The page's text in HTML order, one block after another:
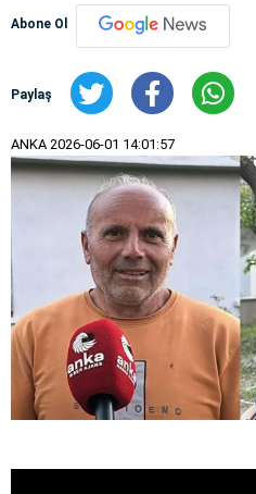
Abone Ol
Paylaş
ANKA 2026-06-01 14:01:57